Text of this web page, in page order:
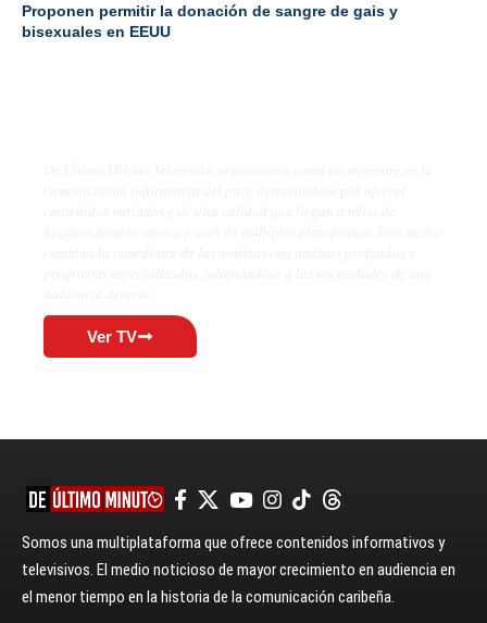
Proponen permitir la donación de sangre de gais y
bisexuales en EEUU
Ver TV
Somos una multiplataforma que ofrece contenidos informativos y
televisivos. El medio noticioso de mayor crecimiento en audiencia en
el menor tiempo en la historia de la comunicación caribeña.